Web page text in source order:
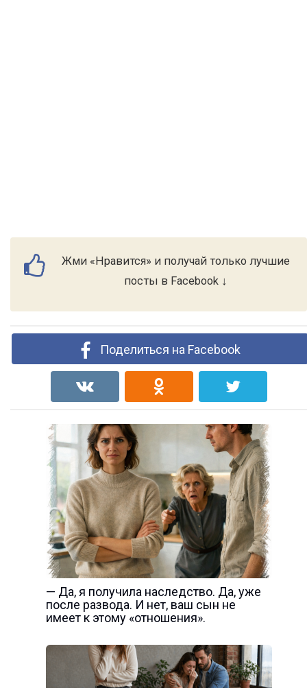
Жми «Нравится» и получай только лучшие
посты в Facebook ↓
Поделиться на Facebook
— Да, я получила наследство. Да, уже
после развода. И нет, ваш сын не
имеет к этому «отношения».